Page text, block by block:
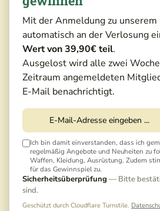
Mit der Anmeldung zu
automatisch an der Verlosung
Wert von 39,90€ teil.
Ausgelost wird alle zwei
Zeitraum angemeldeten
E-Mail benachrichtigt.
Ich bin damit einverstanden, dass ich
regelmäßig Angebote und Neuheiten zu
Waffen, Kleidung, Ausrüstung. Zudem
für das Gewinnspiel zu.
Sicherheitsüberprüfung — Bitte
sind.
Geschützt durch Cloudflare Turnstile.